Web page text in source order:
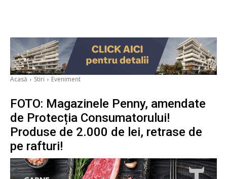
Acasă Stiri Eveniment
FOTO: Magazinele Penny, amendate
de Protecția Consumatorului!
Produse de 2.000 de lei, retrase de
pe rafturi!